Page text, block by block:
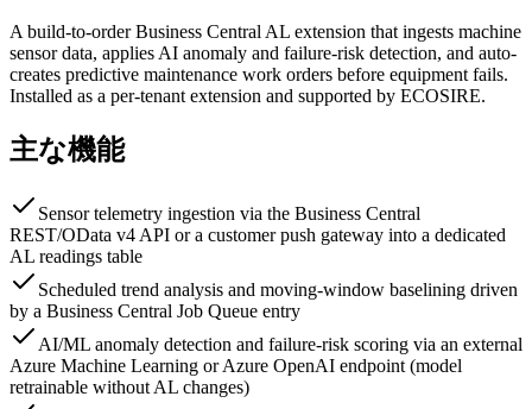
A build-to-order Business Central AL extension that ingests machine
sensor data, applies AI anomaly and failure-risk detection, and auto-
creates predictive maintenance work orders before equipment fails.
Installed as a per-tenant extension and supported by ECOSIRE.
主な機能
Sensor telemetry ingestion via the Business Central
REST/OData v4 API or a customer push gateway into a dedicated
AL readings table
Scheduled trend analysis and moving-window baselining driven
by a Business Central Job Queue entry
AI/ML anomaly detection and failure-risk scoring via an external
Azure Machine Learning or Azure OpenAI endpoint (model
retrainable without AL changes)